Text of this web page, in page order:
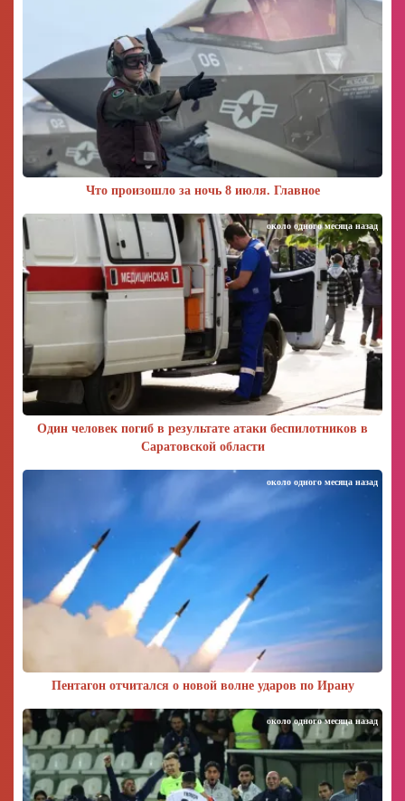
Что произошло за ночь 8 июля. Главное
Один человек погиб в результате атаки беспилотников в
Саратовской области
около одного месяца назад
Пентагон отчитался о новой волне ударов по Ирану
около одного месяца назад
около одного месяца назад